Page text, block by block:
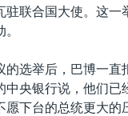
驻联合国大使。这一
的选举后，巴博一直
中央银行说，他们已
愿下台的总统更大的